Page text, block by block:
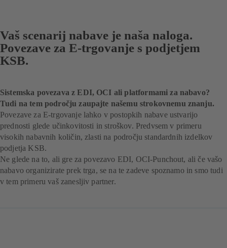
Vaš scenarij nabave je naša naloga.
Povezave za E-trgovanje s podjetjem
KSB.
Sistemska povezava z EDI, OCI ali platformami za nabavo?
Tudi na tem področju zaupajte našemu strokovnemu znanju.
Povezave za E-trgovanje lahko v postopkih nabave ustvarijo
prednosti glede učinkovitosti in stroškov. Predvsem v primeru
visokih nabavnih količin, zlasti na področju standardnih izdelkov
podjetja KSB.
Ne glede na to, ali gre za povezavo EDI, OCI-Punchout, ali če vašo
nabavo organizirate prek trga, se na te zadeve spoznamo in smo tudi
v tem primeru vaš zanesljiv partner.